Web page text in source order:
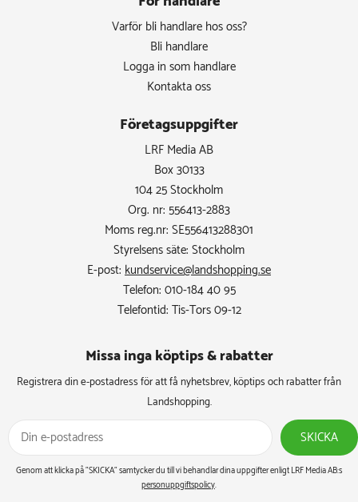
Varför bli handlare hos oss?
Bli handlare
Logga in som handlare
Kontakta oss
Företagsuppgifter
LRF Media AB
Box 30133
104 25 Stockholm
Org. nr: 556413-2883
Moms reg.nr: SE556413288301
Styrelsens säte: Stockholm
E-post: kundservice@landshopping.se
Telefon: 010-184 40 95
Telefontid: Tis-Tors 09-12
Missa inga köptips & rabatter​
Registrera din e-postadress för att få nyhetsbrev, köptips och rabatter från
Landshopping.
SKICKA
Genom att klicka på ”SKICKA” samtycker du till vi behandlar dina uppgifter enligt LRF Media AB:s
personuppgiftspolicy.